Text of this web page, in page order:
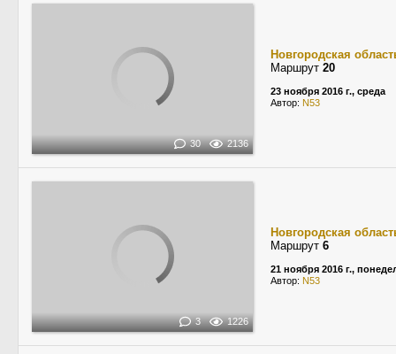
30 2136
Новгородская
Маршрут 20
23 ноября 2016 г., среда
Автор: N53
3 1226
Новгородская
Маршрут 6
21 ноября 2016 г.,
Автор: N53